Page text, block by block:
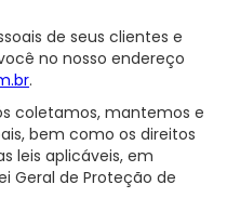
de seus clientes e
no nosso endereço
.
coletamos, mantemos e
bem como os direitos
leis aplicáveis, em
Geral de Proteção de